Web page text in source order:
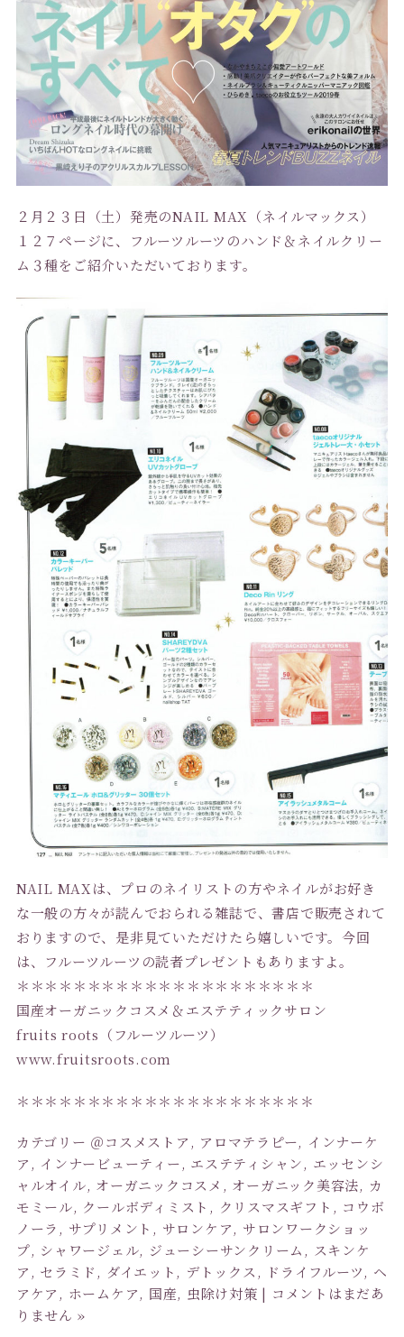
２月２３日（土）発売のNAIL MAX（ネイルマックス）
１２７ページに、フルーツルーツのハンド＆ネイルクリー
ム３種をご紹介いただいております。
NAIL MAXは、プロのネイリストの方やネイルがお好き
な一般の方々が読んでおられる雑誌で、書店で販売されて
おりますので、是非見ていただけたら嬉しいです。今回
は、フルーツルーツの読者プレゼントもありますよ。
＊＊＊＊＊＊＊＊＊＊＊＊＊＊＊＊＊＊＊＊＊
国産オーガニックコスメ＆エステティックサロン
fruits roots（フルーツルーツ）
www.fruitsroots.com
＊＊＊＊＊＊＊＊＊＊＊＊＊＊＊＊＊＊＊＊＊
カテゴリー ＠コスメストア, アロマテラピー, インナーケ
ア, インナービューティー, エステティシャン, エッセンシ
ャルオイル, オーガニックコスメ , オーガニック美容法, カ
モミール, クールボディミスト , クリスマスギフト , コウボ
ノーラ, サプリメント , サロンケア, サロンワークショッ
プ, シャワージェル, ジューシーサンクリーム, スキンケ
ア, セラミド, ダイエット, デトックス, ドライフルーツ, ヘ
アケア, ホームケア, 国産, 虫除け対策 | コメントはまだあ
りません »